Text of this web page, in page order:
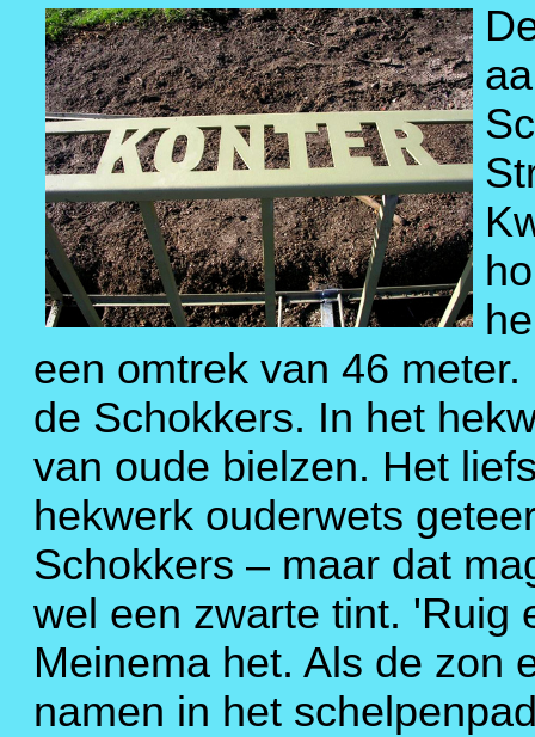
een omtrek van 46
de Schokkers. In het
van oude bielzen. Het
hekwerk ouderwets
Schokkers – maar dat
wel een zwarte tint. 'Ruig
Meinema het. Als de zon
namen in het